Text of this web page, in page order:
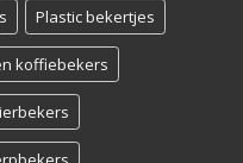
Plastic bekertjes
koffiebekers